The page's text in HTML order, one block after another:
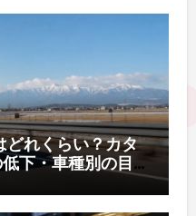
どれくらい？カタ
下・車種別の目